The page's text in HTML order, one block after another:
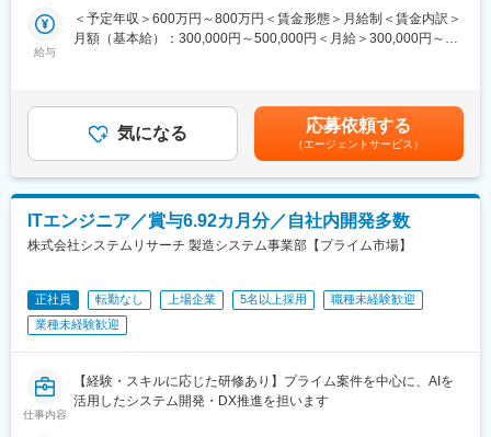
■セコムにおけるビートエンジニアについて
・4,000名以上が在籍しており、平均年齢は30代後半と若手～シ
・シフト制となり、日勤と夜勤がございます。シフトは1か月単位
で組んでおります。
◎リモート一部可能です。
※出張、夜間作業（突発的）があります。
い。
※人員充足となった場合は、ご経験ご希望に沿った他業務を相談さ
東海ソリューション部 エンジニアリング課
（内訳：ITエンジニア5割、組込エンジニア2割、機械エンジニア2
割、電気1割）
（女性の方も多く、メンバーがほぼ女性のプロジェクトもござい
ます）
給与
＜予定年収＞600万円～800万円＜賃金形態＞月給制＜賃金内訳＞
月額（基本給）：300,000円～500,000円＜月給＞300,000円～
給与例：40代：年収700万円・月給39万円＋賞与4ヶ月／年（経験
24年）賃金はあくまでも目安の金額であり、選考を通じて上下す
る可能性があります。月給(月額)は固定手当を含めた表記です。
気になる 応募依頼する
（エージェントサービス）
ITエンジニア／賞与6.92カ月分／自社内開発多数
株式会社システムリサーチ 製造システム事業部【プライム市場】
正社員 転勤なし 上場企業 5名以上採用
職種未経験歓迎
業種未経験歓迎
仕事内容
【経験・スキルに応じた研修あり】プライム案件を中心に、AIを
活用したシステム開発・DX推進を担います